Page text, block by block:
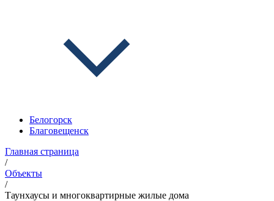
Белогорск
Благовещенск
Главная страница
/
Объекты
/
Таунхаусы и многоквартирные жилые дома